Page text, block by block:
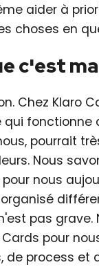
aider à
choses en
c'est
Chez Klaro
qui fonctionne
pourrait
Nous
nous
pas grave.
pour
de process et